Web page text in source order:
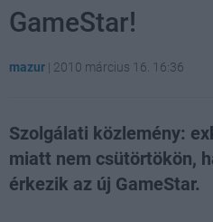
GameStar!
mazur | 2010 március 16. 16:36
Szolgálati közlemény:
miatt nem csütörtökön,
érkezik az új GameStar.